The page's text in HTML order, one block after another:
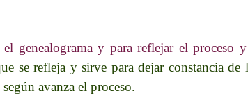
genealograma y para reflejar el proceso
se refleja y sirve para dejar constancia de
avanza el proceso.